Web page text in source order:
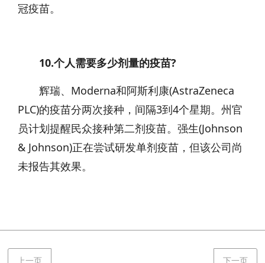
冠疫苗。
10.个人需要多少剂量的疫苗?
辉瑞、Moderna和阿斯利康(AstraZeneca
PLC)的疫苗分两次接种，间隔3到4个星期。州官
员计划提醒民众接种第二剂疫苗。强生(Johnson
& Johnson)正在尝试研发单剂疫苗，但该公司尚
未报告其效果。
上一页 下一页